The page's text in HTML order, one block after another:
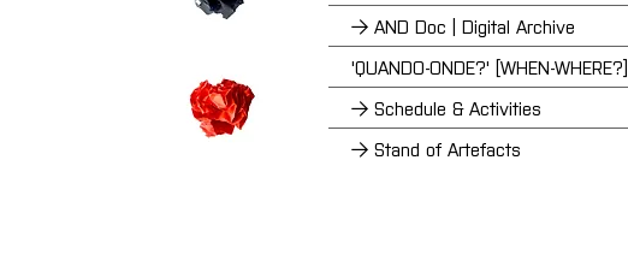
→ AND Doc | Digital Archive
'QUANDO-ONDE?' [WHEN-WHERE?]
→ Schedule & Activities
→ Stand of Artefacts